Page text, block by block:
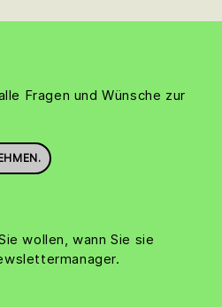
Fragen und Wünsche zur
wollen, wann Sie sie